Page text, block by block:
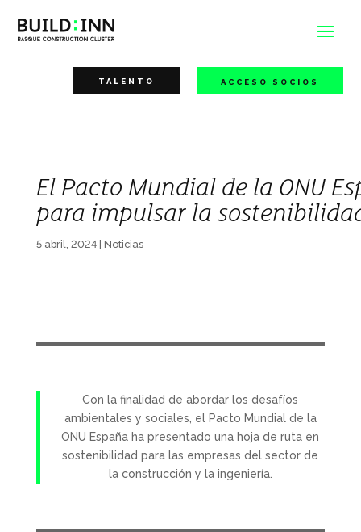
TALENTO ACCESO SOCIOS
El Pacto Mundial de la ONU
para impulsar la
5 abril, 2024| Noticias
Con la finalidad de abordar los desafíos
ambientales y sociales, el Pacto Mundial de la
ONU España ha presentado una hoja de ruta en
sostenibilidad para las empresas del sector de
la construcción y la ingeniería.